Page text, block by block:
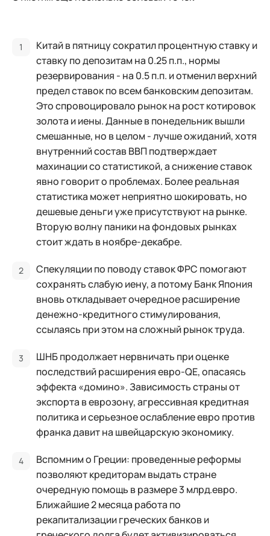
Китай в пятницу сократил процентную ставку и
ставку по депозитам на 0.25 п.п., нормы
резервирования - на 0.5 п.п. и отменил верхний
предел ставок по всем банковским депозитам.
Это спровоцировало рынок на рост котировок
золота и иены. Данные в понедельник вышли
смешанные, но в целом - лучше ожиданий, хотя
внутренний состав ВВП подтверждает
махинации со статистикой, а снижение ставок
явно говорит о проблемах. Более реальная
статистика может неприятно шокировать, но
дешевые деньги уже присутствуют на рынке.
Вторую волну паники на фондовых рынках
стоит ждать в ноябре-декабре.
Спекуляции по поводу ставок ФРС помогают
сохранять слабую иену, а потому Банк Япония
вновь откладывает очередное расширение
денежно-кредитного стимулирования,
ссылаясь при этом на сложный рынок труда.
ШНБ продолжает нервничать при оценке
последствий расширения евро-QE, опасаясь
эффекта «домино». Зависимость страны от
экспорта в еврозону, агрессивная кредитная
политика и серьезное ослабление евро против
франка давит на швейцарскую экономику.
Вспомним о Греции: проведенные реформы
позволяют кредиторам выдать стране
очередную помощь в размере 3 млрд.евро.
Ближайшие 2 месяца работа по
рекапитализации греческих банков и